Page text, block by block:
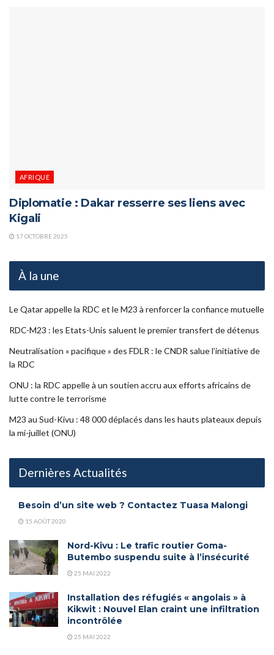
AFRIQUE
Diplomatie : Dakar resserre ses liens avec
Kigali
17 OCTOBRE 2025
À la une
Le Qatar appelle la RDC et le M23 à renforcer la confiance mutuelle
RDC-M23 : les Etats-Unis saluent le premier transfert de détenus
Neutralisation « pacifique » des FDLR : le CNDR salue l’initiative de
la RDC
ONU : la RDC appelle à un soutien accru aux efforts africains de
lutte contre le terrorisme
M23 au Sud-Kivu : 48 000 déplacés dans les hauts plateaux depuis
la mi-juillet (ONU)
Dernières Actualités
Besoin d’un site web ? Contactez Tuasa Malongi
15 AOÛT 2020
Nord-Kivu : Le trafic routier Goma-
Butembo suspendu suite à l’insécurité
25 MAI 2022
Installation des réfugiés « angolais » à
Kikwit : Nouvel Elan craint une infiltration
incontrôlée
25 MAI 2022